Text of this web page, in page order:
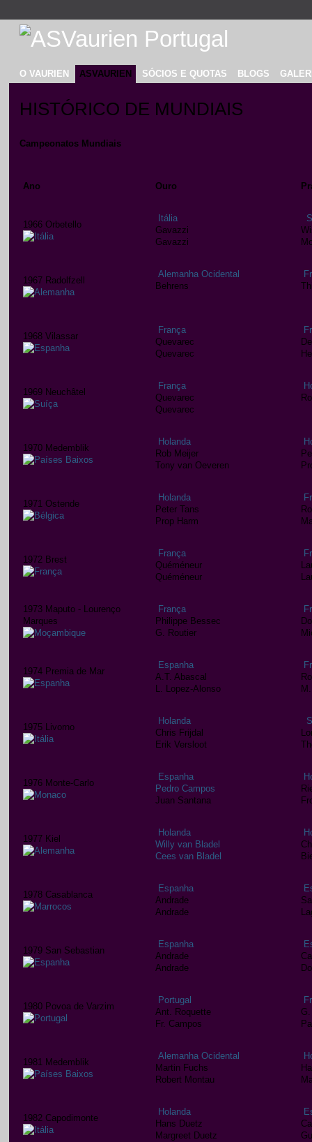
O VAURIEN ASVAURIEN SÓCIOS E QUOTAS BLOGS
HISTÓRICO DE MUNDIAIS
Campeonatos Mundiais
Ano Ouro
1966 Orbetello
Itália
Gavazzi
Gavazzi
1967 Radolfzell
Alemanha Ocidental
Behrens
1968 Vilassar
França
Quevarec
Quevarec
1969 Neuchâtel
França
Quevarec
Quevarec
1970 Medemblik
Holanda
Rob Meijer
Tony van Oeveren
1971 Ostende
Holanda
Peter Tans
Prop Harm
1972 Brest
França
Quéméneur
Quéméneur
1973 Maputo - Lourenço
Marques
França
Philippe Bessec
G. Routier
1974 Premia de Mar
Espanha
A.T. Abascal
L. Lopez-Alonso
1975 Livorno
Holanda
Chris Frijdal
Erik Versloot
1976 Monte-Carlo
Espanha
Pedro Campos
Juan Santana
1977 Kiel
Holanda
Willy van Bladel
Cees van Bladel
1978 Casablanca
Espanha
Andrade
Andrade
1979 San Sebastian
Espanha
Andrade
Andrade
1980 Povoa de Varzim
Portugal
Ant. Roquette
Fr. Campos
1981 Medemblik
Alemanha Ocidental
Martin Fuchs
Robert Montau
1982 Capodimonte
Holanda
Hans Duetz
Margreet Duetz